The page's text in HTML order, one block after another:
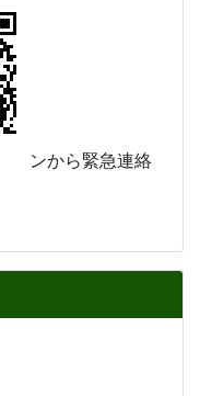
から緊急連絡